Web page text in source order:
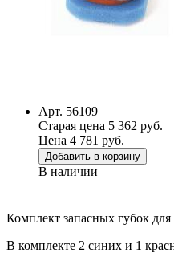
Арт. 56109
Старая цена 5 362 руб.
Цена 4 781 руб.
Добавить в корзину
В наличии
Комплект запасных губок
В комплекте 2 синих и 1